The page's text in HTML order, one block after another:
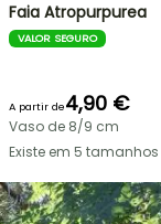
Faia Atropurpurea
VALOR SEGURO
A partir de4,90 €
Vaso de 8/9 cm
Existe em 5 tamanhos